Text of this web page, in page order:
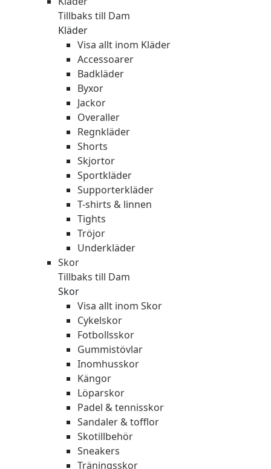
Tillbaks till Dam
Kläder
Visa allt inom Kläder
Accessoarer
Badkläder
Byxor
Jackor
Overaller
Regnkläder
Shorts
Skjortor
Sportkläder
Supporterkläder
T-shirts & linnen
Tights
Tröjor
Underkläder
Skor
Tillbaks till Dam
Skor
Visa allt inom Skor
Cykelskor
Fotbollsskor
Gummistövlar
Inomhusskor
Kängor
Löparskor
Padel & tennisskor
Sandaler & tofflor
Skotillbehör
Sneakers
Träningsskor